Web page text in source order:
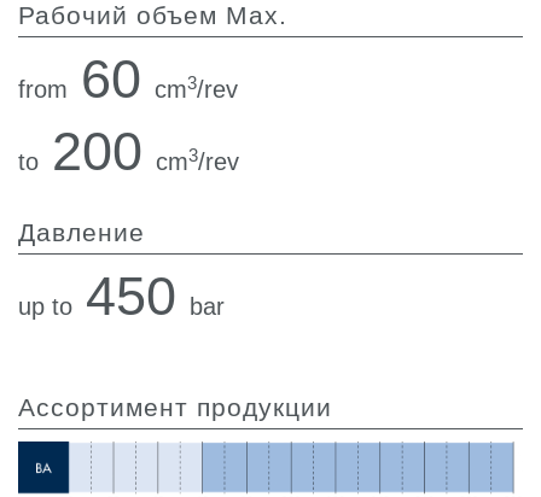
Рабочий объем Max.
from 60 cm3/rev
to 200 cm3/rev
Давление
up to 450 bar
Ассортимент продукции